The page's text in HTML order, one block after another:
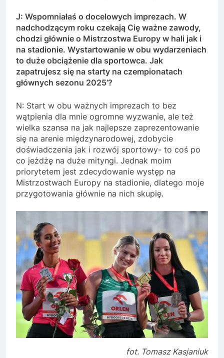
J: Wspomniałaś o docelowych imprezach. W
nadchodzącym roku czekają Cię ważne zawody,
chodzi głównie o Mistrzostwa Europy w hali jak i
na stadionie. Wystartowanie w obu wydarzeniach
to duże obciążenie dla sportowca. Jak
zapatrujesz się na starty na czempionatach
głównych sezonu 2025’?
N: Start w obu ważnych imprezach to bez
wątpienia dla mnie ogromne wyzwanie, ale też
wielka szansa na jak najlepsze zaprezentowanie
się na arenie międzynarodowej, zdobycie
doświadczenia jak i rozwój sportowy- to coś po
co jeżdżę na duże mityngi. Jednak moim
priorytetem jest zdecydowanie występ na
Mistrzostwach Europy na stadionie, dlatego moje
przygotowania głównie na nich skupię.
fot. Tomasz Kasjaniuk